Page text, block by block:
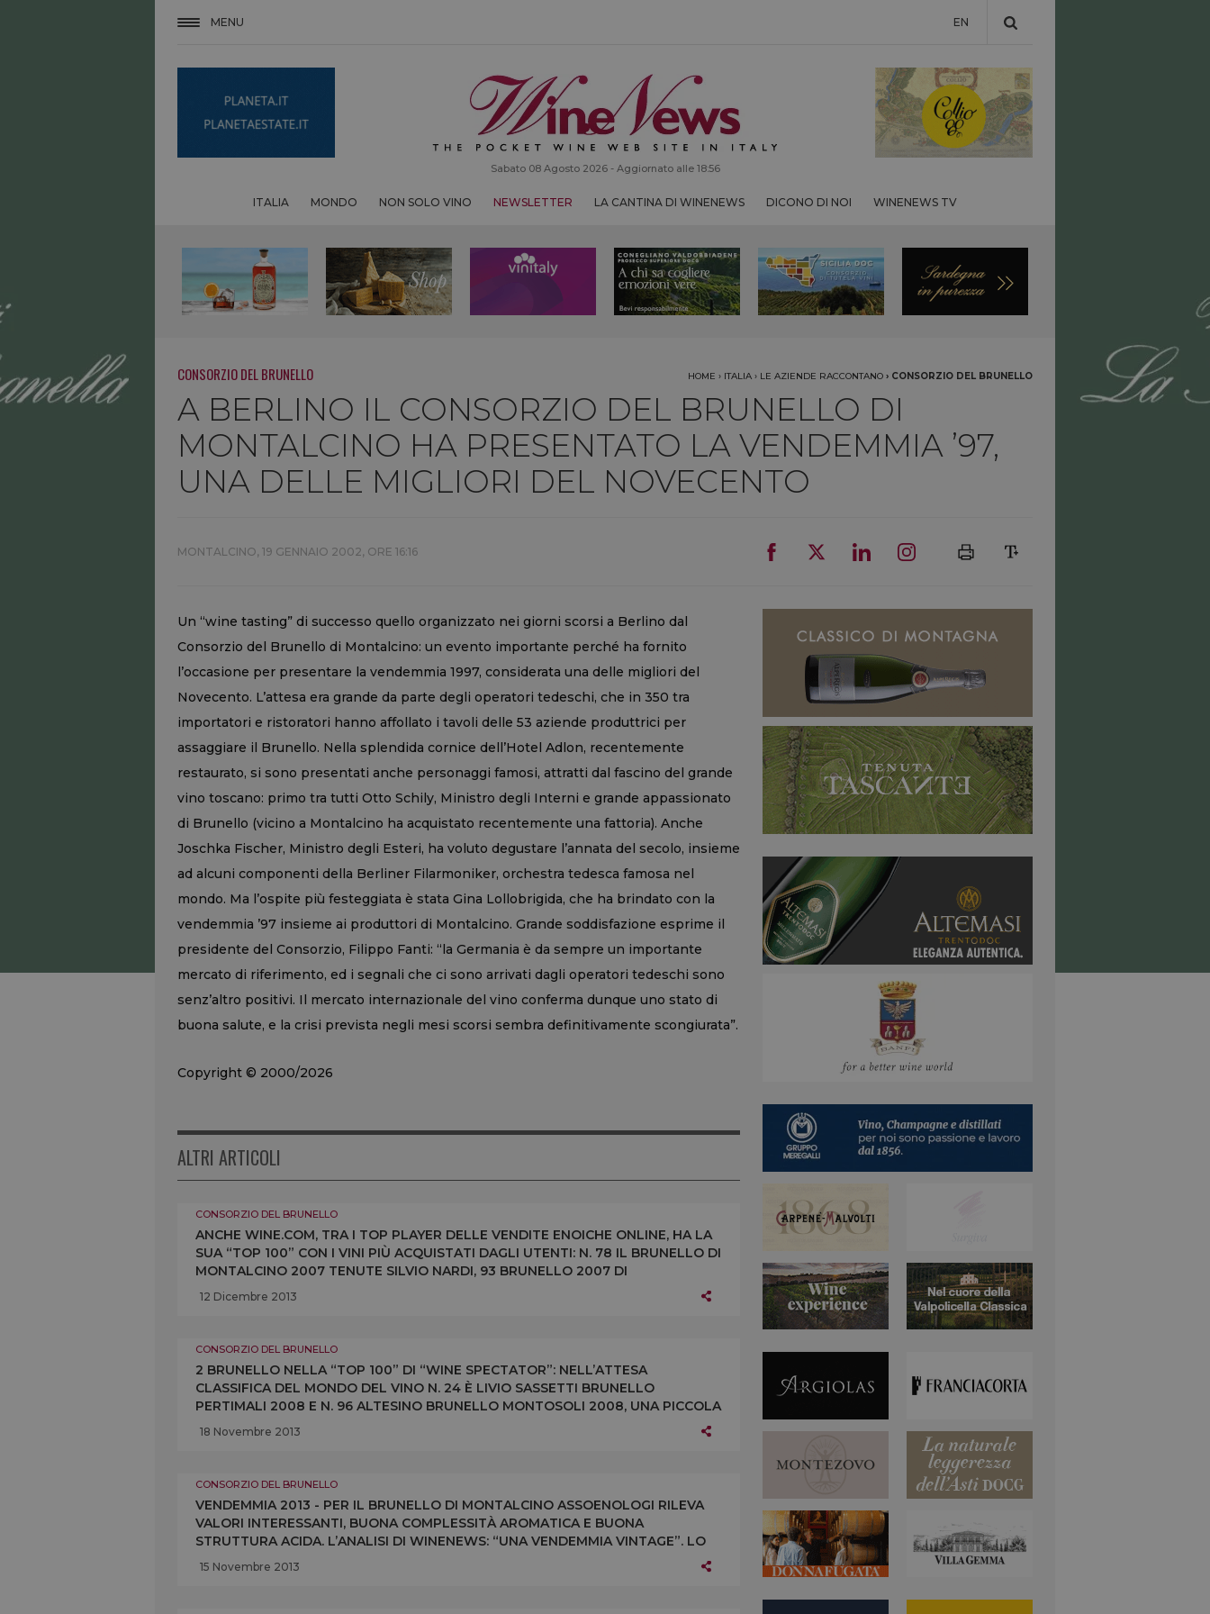
MENU EN
Sabato 08 Agosto 2026 - Aggiornato alle 18:56
ITALIA MONDO NON SOLO VINO NEWSLETTER LA CANTINA DI WINENEWS DICONO DI NOI WINENEWS TV
CONSORZIO DEL BRUNELLO HOME › ITALIA › LE AZIENDE RACCONTANO › CONSORZIO DEL BRUNELLO
A BERLINO IL CONSORZIO DEL BRUNELLO DI
MONTALCINO HA PRESENTATO LA VENDEMMIA ’97,
UNA DELLE MIGLIORI DEL NOVECENTO
MONTALCINO, 19 GENNAIO 2002, ORE 16:16
Un “wine tasting” di successo quello organizzato nei giorni scorsi a Berlino dal
Consorzio del Brunello di Montalcino: un evento importante perché ha fornito
l’occasione per presentare la vendemmia 1997, considerata una delle migliori del
Novecento. L’attesa era grande da parte degli operatori tedeschi, che in 350 tra
importatori e ristoratori hanno affollato i tavoli delle 53 aziende produttrici per
assaggiare il Brunello. Nella splendida cornice dell’Hotel Adlon, recentemente
restaurato, si sono presentati anche personaggi famosi, attratti dal fascino del grande
vino toscano: primo tra tutti Otto Schily, Ministro degli Interni e grande appassionato
di Brunello (vicino a Montalcino ha acquistato recentemente una fattoria). Anche
Joschka Fischer, Ministro degli Esteri, ha voluto degustare l’annata del secolo, insieme
ad alcuni componenti della Berliner Filarmoniker, orchestra tedesca famosa nel
mondo. Ma l’ospite più festeggiata è stata Gina Lollobrigida, che ha brindato con la
vendemmia ’97 insieme ai produttori di Montalcino. Grande soddisfazione esprime il
presidente del Consorzio, Filippo Fanti: “la Germania è da sempre un importante
mercato di riferimento, ed i segnali che ci sono arrivati dagli operatori tedeschi sono
senz’altro positivi. Il mercato internazionale del vino conferma dunque uno stato di
buona salute, e la crisi prevista negli mesi scorsi sembra definitivamente scongiurata”.
Copyright © 2000/2026
ALTRI ARTICOLI
CONSORZIO DEL BRUNELLO
ANCHE WINE.COM, TRA I TOP PLAYER DELLE VENDITE ENOICHE ONLINE, HA LA
SUA “TOP 100” CON I VINI PIÙ ACQUISTATI DAGLI UTENTI: N. 78 IL BRUNELLO DI
MONTALCINO 2007 TENUTE SILVIO NARDI, 93 BRUNELLO 2007 DI
MASTROJANNI E 98 NON CONFUNDITUR 2011 DI ARGIANO
12 Dicembre 2013
CONSORZIO DEL BRUNELLO
2 BRUNELLO NELLA “TOP 100” DI “WINE SPECTATOR”: NELL’ATTESA
CLASSIFICA DEL MONDO DEL VINO N. 24 È LIVIO SASSETTI BRUNELLO
PERTIMALI 2008 E N. 96 ALTESINO BRUNELLO MONTOSOLI 2008, UNA PICCOLA
AZIENDA FAMILIARE E UNA REALTÀ CONSOLIDATA DEL TERRITORIO
18 Novembre 2013
CONSORZIO DEL BRUNELLO
VENDEMMIA 2013 - PER IL BRUNELLO DI MONTALCINO ASSOENOLOGI RILEVA
VALORI INTERESSANTI, BUONA COMPLESSITÀ AROMATICA E BUONA
STRUTTURA ACIDA. L’ANALISI DI WINENEWS: “UNA VENDEMMIA VINTAGE”. LO
CONFERMANO I PRODUTTORI A MONTALCINONEWS.COM
15 Novembre 2013